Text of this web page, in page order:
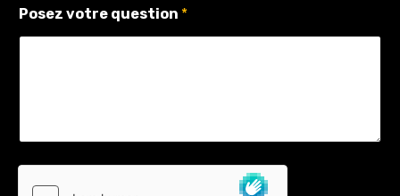
Posez votre question *